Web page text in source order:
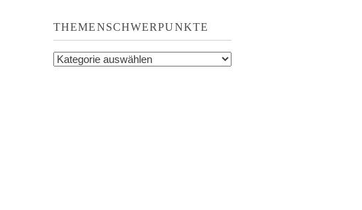
THEMENSCHWERPUNKTE
Themenschwerpunkte